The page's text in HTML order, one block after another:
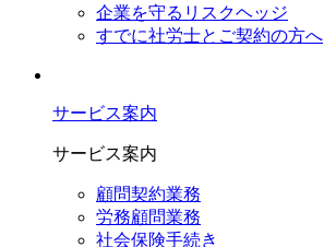
企業を守るリスクヘッジ
すでに社労士とご契約の方へ
サービス案内
サービス案内
顧問契約業務
労務顧問業務
社会保険手続き